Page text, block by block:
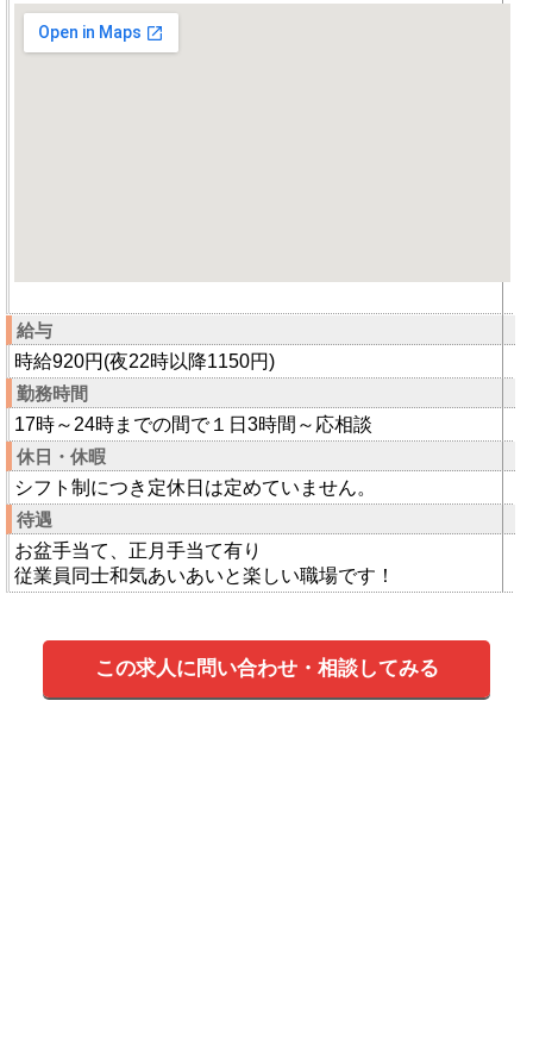
給与
時給920円(夜22時以降1150円)
勤務時間
17時～24時までの間で１日3時間～応相談
休日・休暇
シフト制につき定休日は定めていません。
待遇
お盆手当て、正月手当て有り
従業員同士和気あいあいと楽しい職場です！
この求人に問い合わせ・相談してみる